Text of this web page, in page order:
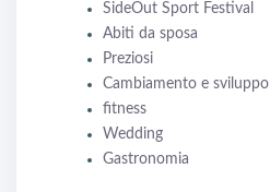
SideOut Sport Festival
Abiti da sposa
Preziosi
Cambiamento e sviluppo
fitness
Wedding
Gastronomia